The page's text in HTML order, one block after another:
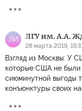
ЛИ ЛГУ им. А.А.
28 марта 2019,
Взгляд из Москвы: У
которые США не были
сиюминутной выгоды
конъюнктуры своих